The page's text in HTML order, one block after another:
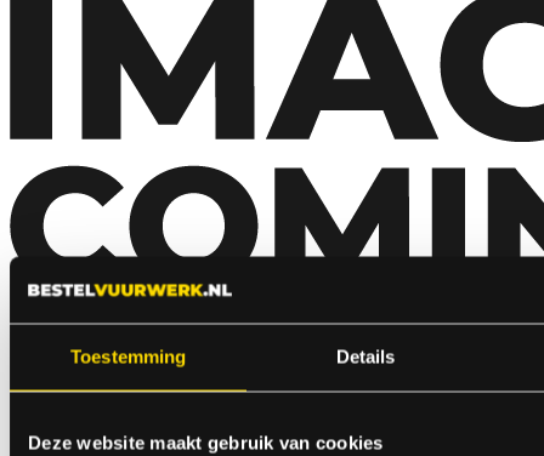
Toestemming Details
Deze website maakt gebruik van cookies